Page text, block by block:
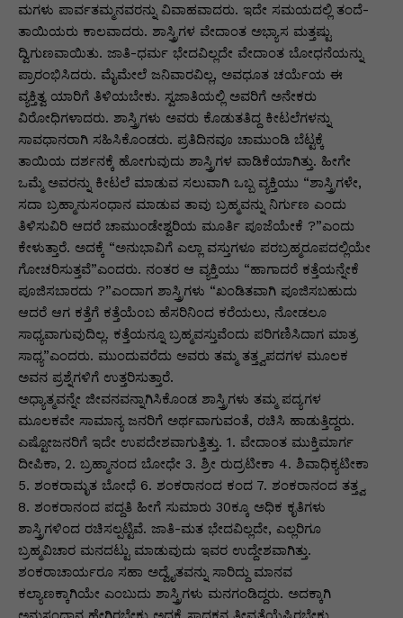
ಮಗಳು ಪಾರ್ವತಮ್ಮನವರನ್ನು ವಿವಾಹವಾದರು. ಇದೇ ಸಮಯದಲ್ಲಿ ತಂದೆ-
ತಾಯಿಯರು ಕಾಲವಾದರು. ಶಾಸ್ತ್ರಿಗಳ ವೇದಾಂತ ಅಭ್ಯಾಸ ಮತ್ತಷ್ಟು
ದ್ವಿಗುಣವಾಯಿತು. ಜಾತಿ-ಧರ್ಮ ಭೇದವಿಲ್ಲದೇ ವೇದಾಂತ ಬೋಧನೆಯನ್ನು
ಪ್ರಾರಂಭಿಸಿದರು. ಮೈಮೇಲೆ ಜನಿವಾರವಿಲ್ಲ, ಅವಧೂತ ಚರ್ಯೆಯ ಈ
ವ್ಯಕ್ತಿತ್ವ ಯಾರಿಗೆ ತಿಳಿಯಬೇಕು. ಸ್ವಜಾತಿಯಲ್ಲಿ ಅವರಿಗೆ ಅನೇಕರು
ವಿರೋಧಿಗಳಾದರು. ಶಾಸ್ತ್ರಿಗಳು ಅವರು ಕೊಡುತತಿದ್ದ ಕೀಟಲೆಗಳನ್ನು
ಸಾವಧಾನರಾಗಿ ಸಹಿಸಿಕೊಂಡರು. ಪ್ರತಿದಿನವೂ ಚಾಮುಂಡಿ ಬೆಟ್ಟಕ್ಕೆ
ತಾಯಿಯ ದರ್ಶನಕ್ಕೆ ಹೋಗುವುದು ಶಾಸ್ತ್ರಿಗಳ ವಾಡಿಕೆಯಾಗಿತ್ತು. ಹೀಗೇ
ಒಮ್ಮೆ ಅವರನ್ನು ಕೀಟಲೆ ಮಾಡುವ ಸಲುವಾಗಿ ಒಬ್ಬ ವ್ಯಕ್ತಿಯು “ಶಾಸ್ತ್ರಿಗಳೇ,
ಸದಾ ಬ್ರಹ್ಮಾನುಸಂಧಾನ ಮಾಡುವ ತಾವು ಬ್ರಹ್ಮವನ್ನು ನಿರ್ಗುಣ ಎಂದು
ತಿಳಿಸುವಿರಿ ಆದರೆ ಚಾಮುಂಡೇಶ್ವರಿಯ ಮೂರ್ತಿ ಪೂಜೆಯೇಕೆ ?”ಎಂದು
ಕೇಳುತ್ತಾರೆ. ಅದಕ್ಕೆ “ಅನುಭಾವಿಗೆ ಎಲ್ಲಾ ವಸ್ತುಗಳೂ ಪರಬ್ರಹ್ಮರೂಪದಲ್ಲಿಯೇ
ಗೋಚರಿಸುತ್ತವೆ”ಎಂದರು. ನಂತರ ಆ ವ್ಯಕ್ತಿಯು “ಹಾಗಾದರೆ ಕತ್ತೆಯನ್ನೇಕೆ
ಪೂಜಿಸಬಾರದು ?”ಎಂದಾಗ ಶಾಸ್ತ್ರಿಗಳು “ಖಂಡಿತವಾಗಿ ಪೂಜಿಸಬಹುದು
ಆದರೆ ಆಗ ಕತ್ತೆಗೆ ಕತ್ತೆಯೆಂಬ ಹೆಸರಿನಿಂದ ಕರೆಯಲು, ನೋಡಲೂ
ಸಾಧ್ಯವಾಗುವುದಿಲ್ಲ. ಕತ್ತೆಯನ್ನೂ ಬ್ರಹ್ಮವಸ್ತುವೆಂದು ಪರಿಗಣಿಸಿದಾಗ ಮಾತ್ರ
ಸಾಧ್ಯ”ಎಂದರು. ಮುಂದುವರೆದು ಅವರು ತಮ್ಮ ತತ್ತ್ವಪದಗಳ ಮೂಲಕ
ಅವನ ಪ್ರಶ್ನೆಗಳಿಗೆ ಉತ್ತರಿಸುತ್ತಾರೆ.
ಅಧ್ಯಾತ್ಮವನ್ನೇ ಜೀವನವನ್ನಾಗಿಸಿಕೊಂಡ ಶಾಸ್ತ್ರಿಗಳು ತಮ್ಮ ಪದ್ಯಗಳ
ಮೂಲಕವೇ ಸಾಮಾನ್ಯ ಜನರಿಗೆ ಅರ್ಥವಾಗುವಂತೆ, ರಚಿಸಿ ಹಾಡುತ್ತಿದ್ದರು.
ಎಷ್ಟೋಜನರಿಗೆ ಇದೇ ಉಪದೇಶವಾಗುತ್ತಿತ್ತು. 1. ವೇದಾಂತ ಮುಕ್ತಿಮಾರ್ಗ
ದೀಪಿಕಾ, 2. ಬ್ರಹ್ಮಾನಂದ ಬೋಧೇ 3. ಶ್ರೀ ರುದ್ರಟೀಕಾ 4. ಶಿವಾಧಿಕ್ಯಟೀಕಾ
5. ಶಂಕರಾಮೃತ ಬೋಧೆ 6. ಶಂಕರಾನಂದ ಕಂದ 7. ಶಂಕರಾನಂದ ತತ್ತ್ವ
8. ಶಂಕರಾನಂದ ಪದ್ದತಿ ಹೀಗೆ ಸುಮಾರು 30ಕ್ಕೂ ಅಧಿಕ ಕೃತಿಗಳು
ಶಾಸ್ತ್ರಿಗಳಿಂದ ರಚಿಸಲ್ಪಟ್ಟಿವೆ. ಜಾತಿ-ಮತ ಭೇದವಿಲ್ಲದೇ, ಎಲ್ಲರಿಗೂ
ಬ್ರಹ್ಮವಿಚಾರ ಮನದಟ್ಟು ಮಾಡುವುದು ಇವರ ಉದ್ದೇಶವಾಗಿತ್ತು.
ಶಂಕರಾಚಾರ್ಯರೂ ಸಹಾ ಅದ್ವೈತವನ್ನು ಸಾರಿದ್ದು ಮಾನವ
ಕಲ್ಯಾಣಕ್ಕಾಗಿಯೇ ಎಂಬುದು ಶಾಸ್ತ್ರಿಗಳು ಮನಗಂಡಿದ್ದರು. ಅದಕ್ಕಾಗಿ